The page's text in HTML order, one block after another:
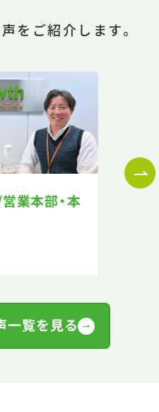
をご紹介します。
業本部・本
一覧を見る